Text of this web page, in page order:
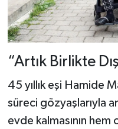
“Artık Birlikte
45 yıllık eşi Hamide
süreci gözyaşlarıyla
evde kalmasının